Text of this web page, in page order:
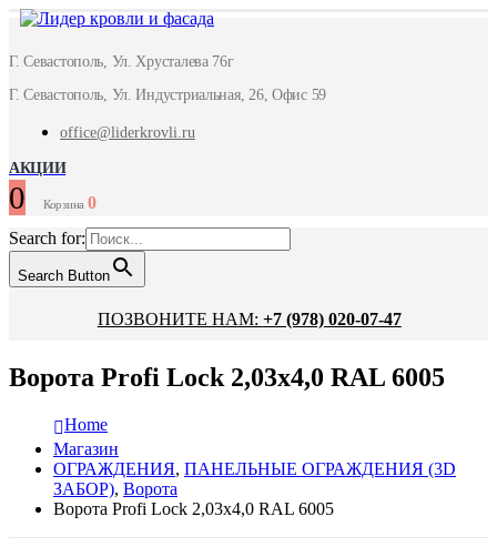
Г. Севастополь, Ул. Хрусталева 76г
Г. Севастополь, Ул. Индустриальная, 26, Офис 59
office@liderkrovli.ru
АКЦИИ
0 Корзина 0
Search for:
Search Button
ПОЗВОНИТЕ НАМ: +7 (978) 020-07-47
Ворота Profi Lock 2,03х4,0 RAL 6005
Home
Магазин
ОГРАЖДЕНИЯ, ПАНЕЛЬНЫЕ ОГРАЖДЕНИЯ (3D
ЗАБОР), Ворота
Ворота Profi Lock 2,03х4,0 RAL 6005